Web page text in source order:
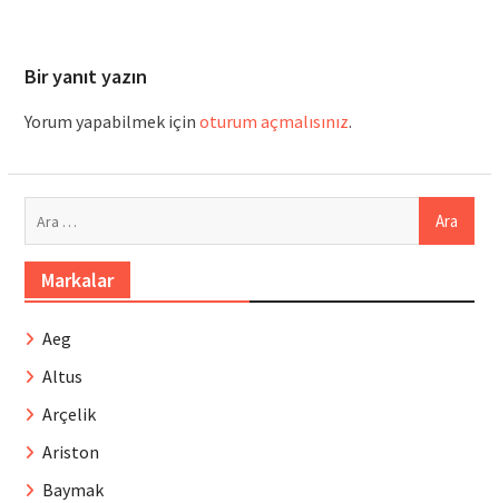
Bir yanıt yazın
Yorum yapabilmek için oturum açmalısınız.
Markalar
Aeg
Altus
Arçelik
Ariston
Baymak